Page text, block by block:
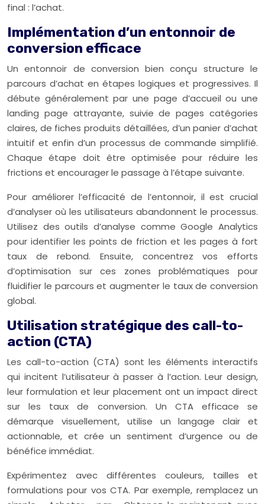
final : l’achat.
Implémentation d’un entonnoir de
conversion efficace
Un entonnoir de conversion bien conçu structure le
parcours d’achat en étapes logiques et progressives. Il
débute généralement par une page d’accueil ou une
landing page attrayante, suivie de pages catégories
claires, de fiches produits détaillées, d’un panier d’achat
intuitif et enfin d’un processus de commande simplifié.
Chaque étape doit être optimisée pour réduire les
frictions et encourager le passage à l’étape suivante.
Pour améliorer l’efficacité de l’entonnoir, il est crucial
d’analyser où les utilisateurs abandonnent le processus.
Utilisez des outils d’analyse comme Google Analytics
pour identifier les points de friction et les pages à fort
taux de rebond. Ensuite, concentrez vos efforts
d’optimisation sur ces zones problématiques pour
fluidifier le parcours et augmenter le taux de conversion
global.
Utilisation stratégique des call-to-
action (CTA)
Les call-to-action (CTA) sont les éléments interactifs
qui incitent l’utilisateur à passer à l’action. Leur design,
leur formulation et leur placement ont un impact direct
sur les taux de conversion. Un CTA efficace se
démarque visuellement, utilise un langage clair et
actionnable, et crée un sentiment d’urgence ou de
bénéfice immédiat.
Expérimentez avec différentes couleurs, tailles et
formulations pour vos CTA. Par exemple, remplacez un